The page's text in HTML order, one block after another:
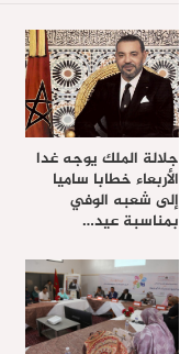
جلالة الملك يوجه غدا
الأربعاء خطابا ساميا
إلى شعبه الوفي
بمناسبة عيد…